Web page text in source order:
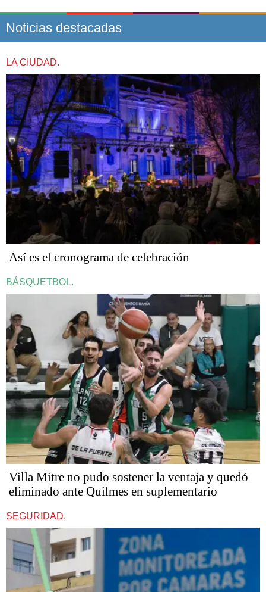
Noticias destacadas
LA CIUDAD.
Así es el cronograma de celebración
BÁSQUETBOL.
Villa Mitre no pudo sostener la ventaja y quedó
eliminado ante Quilmes en suplementario
SEGURIDAD.